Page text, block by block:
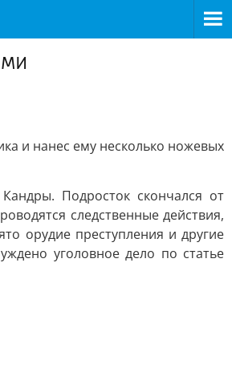
и нанес ему несколько ножевых
Подросток скончался от
следственные действия,
орудие преступления и другие
уголовное дело по статье